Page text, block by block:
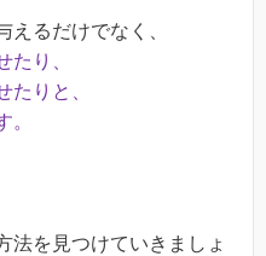
えるだけでなく、
たり、
たりと、
。
法を見つけていきましょ